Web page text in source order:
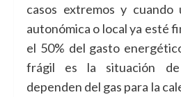
casos extremos y cuando
autonómica o local ya esté
el 50% del gasto
frágil es la situación
dependen del gas para la